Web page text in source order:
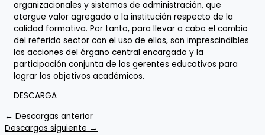
organizacionales y sistemas de administración, que
otorgue valor agregado a la institución respecto de la
calidad formativa. Por tanto, para llevar a cabo el cambio
del referido sector con el uso de ellas, son imprescindibles
las acciones del órgano central encargado y la
participación conjunta de los gerentes educativos para
lograr los objetivos académicos.
DESCARGA
← Descargas anterior
Descargas siguiente →